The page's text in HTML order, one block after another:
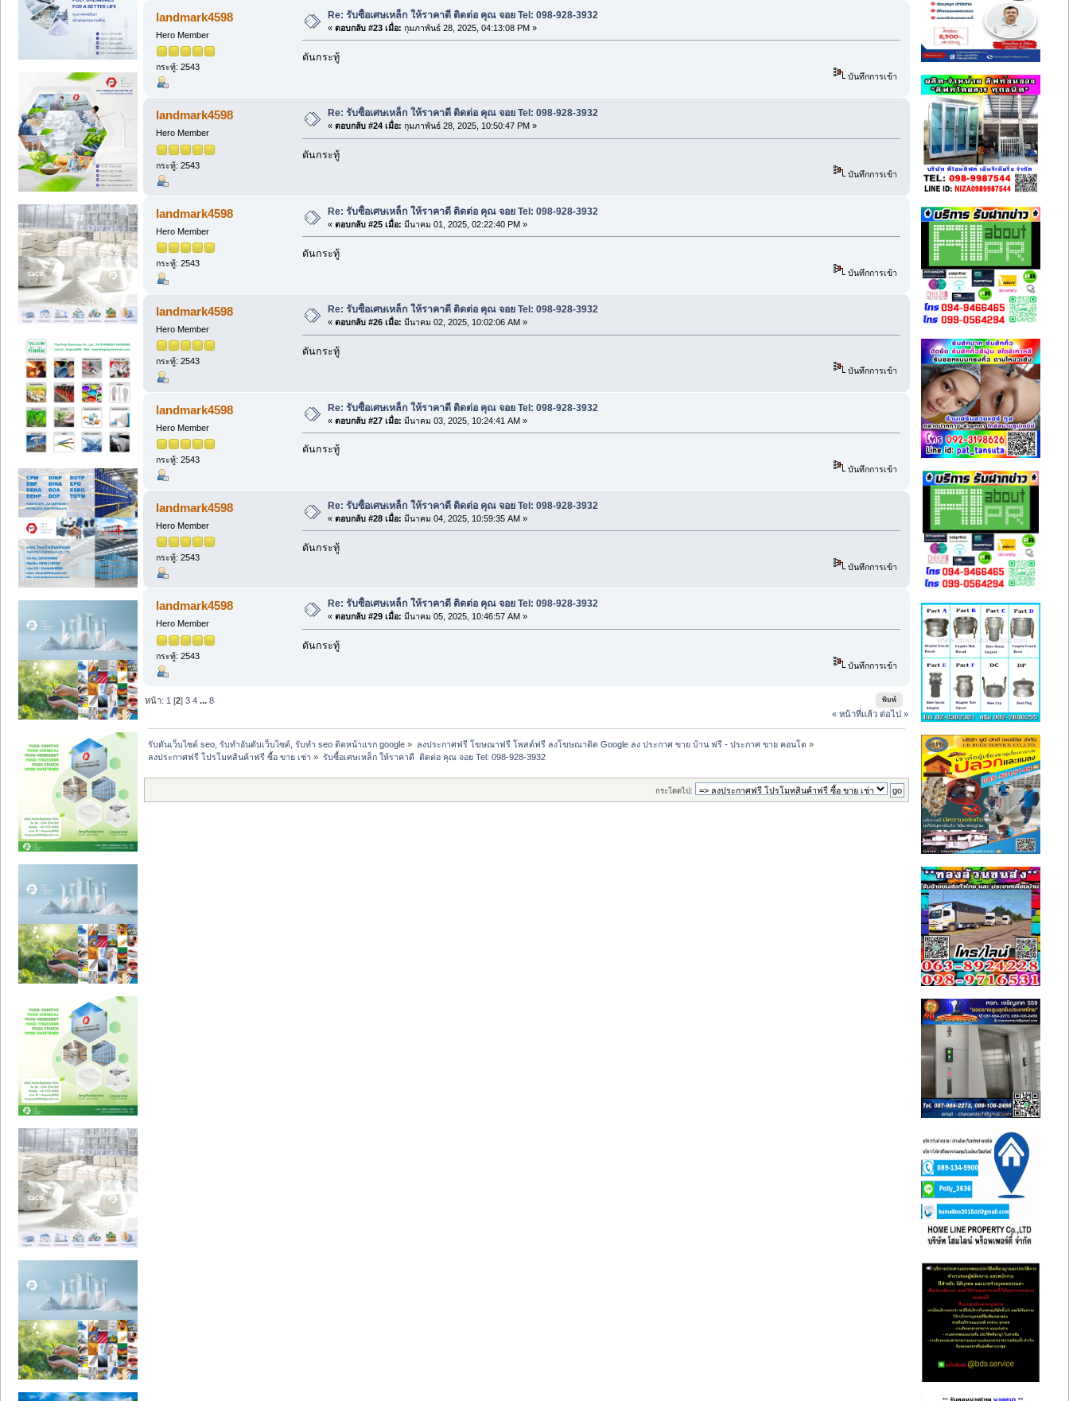
landmark4598
Hero Member
กระทู้: 2543
Re: รับซื้อเศษเหล็ก ให้ราคาดี ติดต่อ คุณ จอย Tel: 098-928-3932
« ตอบกลับ #23 เมื่อ: กุมภาพันธ์ 28, 2025, 04:13:08 PM »
ดันกระทู้
บันทึกการเข้า
landmark4598
Hero Member
กระทู้: 2543
Re: รับซื้อเศษเหล็ก ให้ราคาดี ติดต่อ คุณ จอย Tel: 098-928-3932
« ตอบกลับ #24 เมื่อ: กุมภาพันธ์ 28, 2025, 10:50:47 PM »
ดันกระทู้
บันทึกการเข้า
landmark4598
Hero Member
กระทู้: 2543
Re: รับซื้อเศษเหล็ก ให้ราคาดี ติดต่อ คุณ จอย Tel: 098-928-3932
« ตอบกลับ #25 เมื่อ: มีนาคม 01, 2025, 02:22:40 PM »
ดันกระทู้
บันทึกการเข้า
landmark4598
Hero Member
กระทู้: 2543
Re: รับซื้อเศษเหล็ก ให้ราคาดี ติดต่อ คุณ จอย Tel: 098-928-3932
« ตอบกลับ #26 เมื่อ: มีนาคม 02, 2025, 10:02:06 AM »
ดันกระทู้
บันทึกการเข้า
landmark4598
Hero Member
กระทู้: 2543
Re: รับซื้อเศษเหล็ก ให้ราคาดี ติดต่อ คุณ จอย Tel: 098-928-3932
« ตอบกลับ #27 เมื่อ: มีนาคม 03, 2025, 10:24:41 AM »
ดันกระทู้
บันทึกการเข้า
landmark4598
Hero Member
กระทู้: 2543
Re: รับซื้อเศษเหล็ก ให้ราคาดี ติดต่อ คุณ จอย Tel: 098-928-3932
« ตอบกลับ #28 เมื่อ: มีนาคม 04, 2025, 10:59:35 AM »
ดันกระทู้
บันทึกการเข้า
landmark4598
Hero Member
กระทู้: 2543
Re: รับซื้อเศษเหล็ก ให้ราคาดี ติดต่อ คุณ จอย Tel: 098-928-3932
« ตอบกลับ #29 เมื่อ: มีนาคม 05, 2025, 10:46:57 AM »
ดันกระทู้
บันทึกการเข้า
พิมพ์
หน้า: 1 [2]3 4 ...8
« หน้าที่แล้ว ต่อไป »
รับดันเว็บไซต์ seo, รับทำอันดับเว็บไซต์, รับทำ seo ติดหน้าแรก google » ลงประกาศฟรี โฆษณาฟรี โพสต์ฟรี ลงโฆษณาติด Google ลง ประกาศ ขาย บ้าน ฟรี - ประกาศ ขาย คอนโด »
ลงประกาศฟรี โปรโมทสินค้าฟรี ซื้อ ขาย เช่า » รับซื้อเศษเหล็ก ให้ราคาดี  ติดต่อ คุณ จอย Tel: 098-928-3932
กระโดดไป: